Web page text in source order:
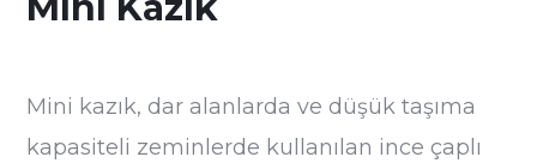
Mini kazık, dar alanlarda ve düşük taşıma
kapasiteli zeminlerde kullanılan ince çaplı